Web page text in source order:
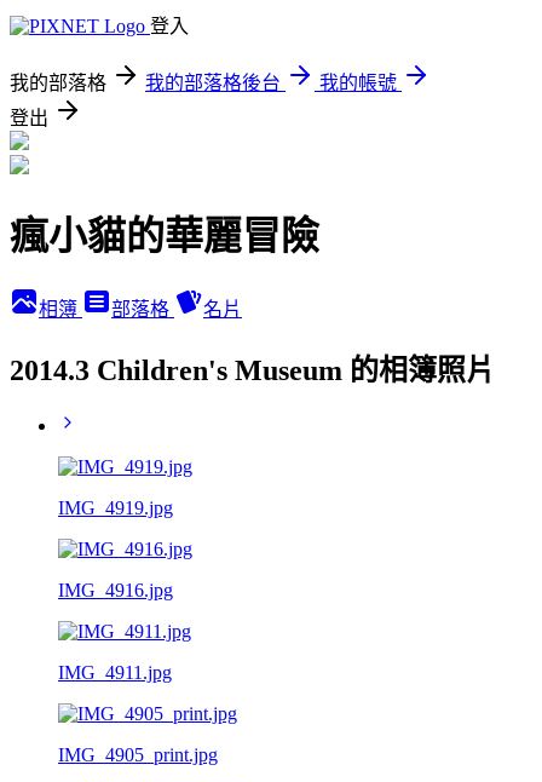
登入
我的部落格 我的部落格後台
我的帳號
登出
瘋小貓的華麗冒險
相簿 部落格 名片
2014.3 Children's Museum 的相簿照片
IMG_4919.jpg
IMG_4916.jpg
IMG_4911.jpg
IMG_4905_print.jpg